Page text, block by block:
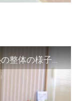
福井県越前市の整体・自然体健康塾の整体の様子（2）腹部や首など